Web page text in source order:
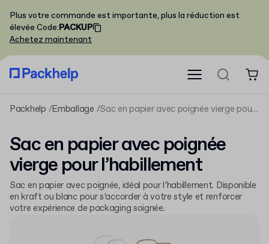
Plus votre commande est importante, plus la réduction est
élevée Code:PACKUP
Achetez maintenant
Packhelp Emballage Sac en papier avec poignée vierge pour l’habillement
Sac en papier avec poignée
vierge pour l’habillement
Sac en papier avec poignée, idéal pour l’habillement. Disponible
en kraft ou blanc pour s’accorder à votre style et renforcer
votre expérience de packaging soignée.